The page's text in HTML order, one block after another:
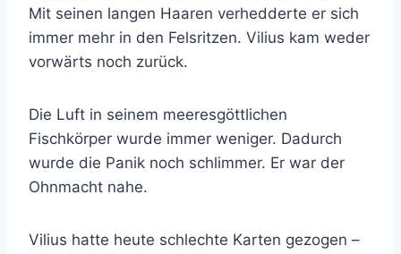
Mit seinen langen Haaren verhedderte er sich
immer mehr in den Felsritzen. Vilius kam weder
vorwärts noch zurück.
Die Luft in seinem meeresgöttlichen
Fischkörper wurde immer weniger. Dadurch
wurde die Panik noch schlimmer. Er war der
Ohnmacht nahe.
Vilius hatte heute schlechte Karten gezogen –